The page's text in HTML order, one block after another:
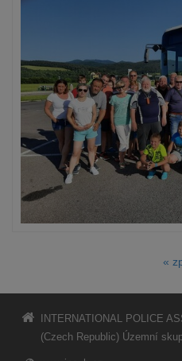
«
INTERNATIONAL POLICE
(Czech Republic) Územní